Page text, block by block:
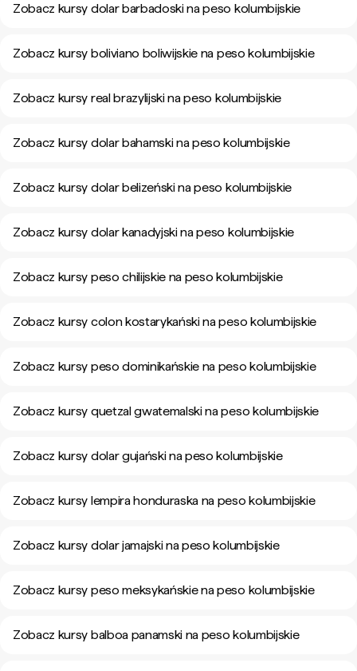
Zobacz kursy dolar barbadoski na peso kolumbijskie
Zobacz kursy boliviano boliwijskie na peso kolumbijskie
Zobacz kursy real brazylijski na peso kolumbijskie
Zobacz kursy dolar bahamski na peso kolumbijskie
Zobacz kursy dolar belizeński na peso kolumbijskie
Zobacz kursy dolar kanadyjski na peso kolumbijskie
Zobacz kursy peso chilijskie na peso kolumbijskie
Zobacz kursy colon kostarykański na peso kolumbijskie
Zobacz kursy peso dominikańskie na peso kolumbijskie
Zobacz kursy quetzal gwatemalski na peso kolumbijskie
Zobacz kursy dolar gujański na peso kolumbijskie
Zobacz kursy lempira honduraska na peso kolumbijskie
Zobacz kursy dolar jamajski na peso kolumbijskie
Zobacz kursy peso meksykańskie na peso kolumbijskie
Zobacz kursy balboa panamski na peso kolumbijskie